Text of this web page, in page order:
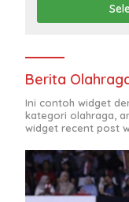
Berita
Ini contoh widget
kategori olahraga,
widget recent post